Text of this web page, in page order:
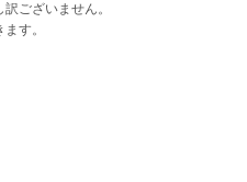
ございません。
す。